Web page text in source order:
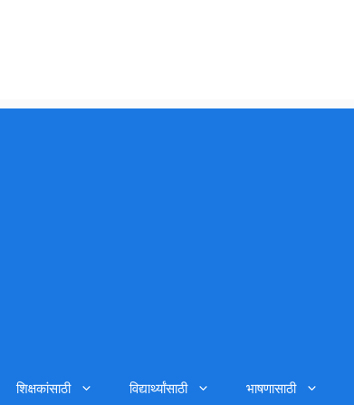
शिक्षकांसाठी विद्यार्थ्यांसाठी भाषणासाठी